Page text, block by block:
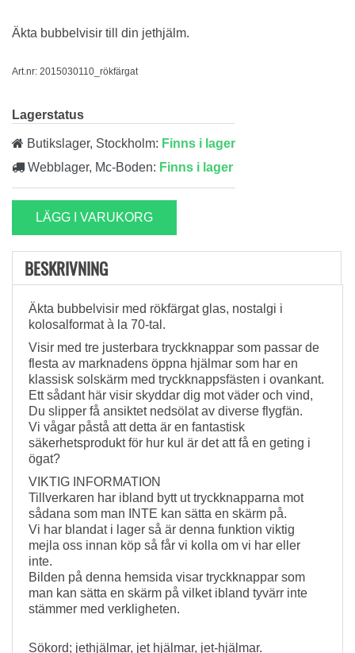
Äkta bubbelvisir till din jethjälm.
Art.nr: 2015030110_rökfärgat
Lagerstatus
Butikslager, Stockholm: Finns i lager
Webblager, Mc-Boden: Finns i lager
LÄGG I VARUKORG
BESKRIVNING
Äkta bubbelvisir med rökfärgat glas, nostalgi i
kolosalformat à la 70-tal.
Visir med tre justerbara tryckknappar som passar de
flesta av marknadens öppna hjälmar som har en
klassisk solskärm med tryckknappsfästen i ovankant.
Ett sådant här visir skyddar dig mot väder och vind,
Du slipper få ansiktet nedsölat av diverse flygfän.
Vi vågar påstå att detta är en fantastisk
säkerhetsprodukt för hur kul är det att få en geting i
ögat?
VIKTIG INFORMATION
Tillverkaren har ibland bytt ut tryckknapparna mot
sådana som man INTE kan sätta en skärm på.
Vi har blandat i lager så är denna funktion viktig
mejla oss innan köp så får vi kolla om vi har eller
inte.
Bilden på denna hemsida visar tryckknappar som
man kan sätta en skärm på vilket ibland tyvärr inte
stämmer med verkligheten.
Sökord; jethjälmar, jet hjälmar, jet-hjälmar.